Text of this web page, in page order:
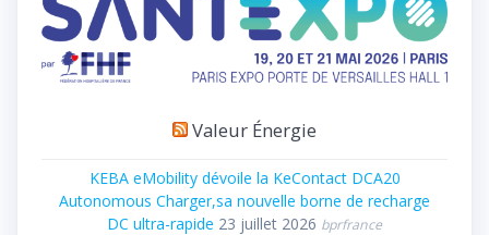
Valeur Énergie
KEBA eMobility dévoile la KeContact DCA20
Autonomous Charger,sa nouvelle borne de recharge
DC ultra-rapide 23 juillet 2026 bprfrance